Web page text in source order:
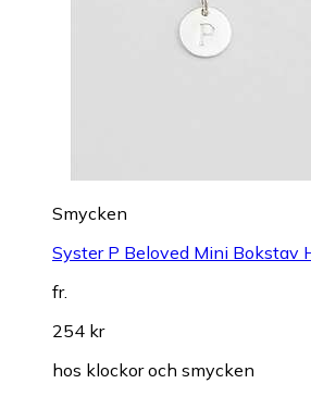
Smycken
Syster P Beloved Mini Bokstav
fr.
254 kr
hos klockor och smycken